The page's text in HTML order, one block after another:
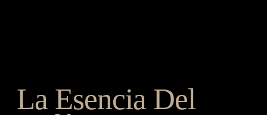
La Esencia Del